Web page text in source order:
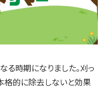
時期になりました。刈っ
格的に除去しないと効果